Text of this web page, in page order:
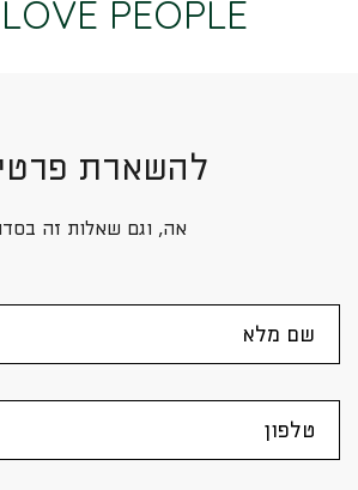
PEOPLE
להשארת
אה, וגם שאלות זה